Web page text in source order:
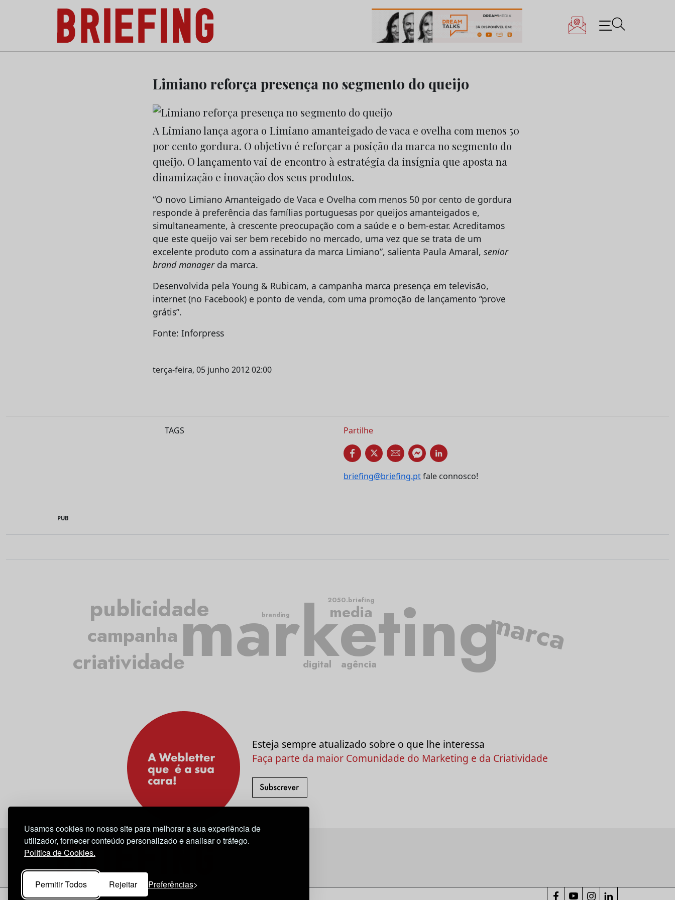
Usamos cookies no nosso site para melhorar a sua experiência de
utilizador, fornecer conteúdo personalizado e analisar o tráfego.
Política de Cookies.
Permitir Todos Rejeitar Preferências
Briefing: Todas as notícias sobre os negócios do Marketing e da Publicidade
Limiano reforça presença no segmento do queijo
A Limiano lança agora o Limiano amanteigado de vaca e ovelha com menos 50
por cento gordura. O objetivo é reforçar a posição da marca no segmento do
queijo. O lançamento vai de encontro à estratégia da insígnia que aposta na
dinamização e inovação dos seus produtos.
“O novo Limiano Amanteigado de Vaca e Ovelha com menos 50 por cento de gordura
responde à preferência das famílias portuguesas por queijos amanteigados e,
simultaneamente, à crescente preocupação com a saúde e o bem-estar. Acreditamos
que este queijo vai ser bem recebido no mercado, uma vez que se trata de um
excelente produto com a assinatura da marca Limiano”, salienta Paula Amaral, senior
brand managerda marca.
Desenvolvida pela Young & Rubicam, a campanha marca presença em televisão,
internet (no Facebook) e ponto de venda, com uma promoção de lançamento “prove
grátis”.
Fonte: Inforpress
terça-feira, 05 junho 2012 02:00
TAGS Partilhe
briefing@briefing.ptfale connosco!
PUB
marketing
publicidade marca
criatividade
campanha
media
agência
digital
2050.briefing
branding
Esteja sempre atualizado sobre o que lhe interessa
Faça parte da maior Comunidade do Marketing e da Criatividade